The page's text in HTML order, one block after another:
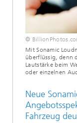
©
Mit Sonamic
überflüssig, denn
Lautstärke beim
oder einzelnen
Neue
Fahrzeug